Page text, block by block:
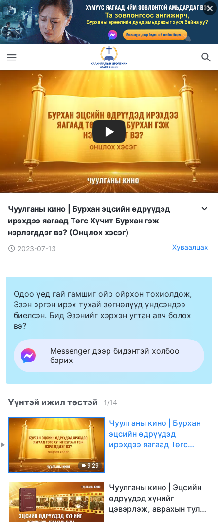
Чуулганы кино | Бурхан эцсийн өдрүүдэд
ирэхдээ яагаад Төгс Хүчит Бурхан гэж
нэрлэгддэг вэ? (Онцлох хэсэг)
2023-07-13 Хуваалцах
Одоо үед гай гамшиг ойр ойрхон тохиолдож,
Эзэн эргэн ирэх тухай зөгнөлүүд үндсэндээ
биелсэн. Бид Эзэнийг хэрхэн угтан авч болох
вэ?
Messenger дээр бидэнтэй холбоо
барих
Үүнтэй ижил төстэй 1/14
9:29
Чуулганы кино | Бурхан
эцсийн өдрүүдэд
ирэхдээ яагаад Төгс
Чуулганы кино | Эцсийн
өдрүүдэд хүнийг
цэвэрлэж, аврахын тулд